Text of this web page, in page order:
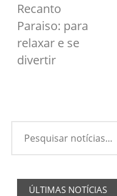
Recanto
Paraiso: para
relaxar e se
divertir
ÚLTIMAS NOTÍCIAS